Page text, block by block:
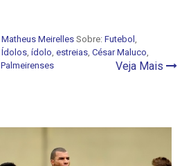
Matheus Meirelles Sobre: Futebol
Ídolos ídolo estreias César Maluco
Palmeirenses Veja Mais